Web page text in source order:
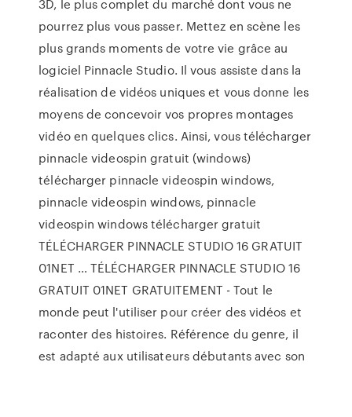
3D, le plus complet du marché dont vous ne
pourrez plus vous passer. Mettez en scène les
plus grands moments de votre vie grâce au
logiciel Pinnacle Studio. Il vous assiste dans la
réalisation de vidéos uniques et vous donne les
moyens de concevoir vos propres montages
vidéo en quelques clics. Ainsi, vous télécharger
pinnacle videospin gratuit (windows)
télécharger pinnacle videospin windows,
pinnacle videospin windows, pinnacle
videospin windows télécharger gratuit
TÉLÉCHARGER PINNACLE STUDIO 16 GRATUIT
01NET … TÉLÉCHARGER PINNACLE STUDIO 16
GRATUIT 01NET GRATUITEMENT - Tout le
monde peut l'utiliser pour créer des vidéos et
raconter des histoires. Référence du genre, il
est adapté aux utilisateurs débutants avec son